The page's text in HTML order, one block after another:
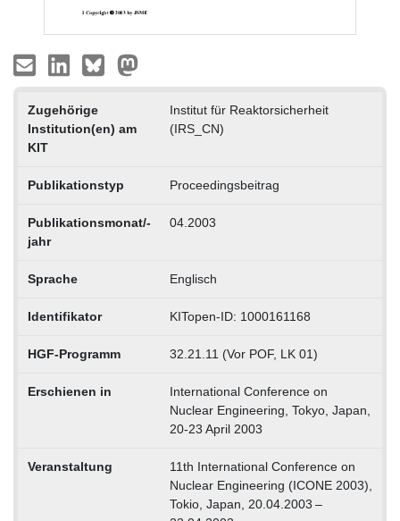
Zugehörige
Institution(en) am
KIT
Institut für Reaktorsicherheit
(IRS_CN)
Publikationstyp Proceedingsbeitrag
Publikationsmonat/-
jahr
04.2003
Sprache Englisch
Identifikator KITopen-ID: 1000161168
HGF-Programm 32.21.11 (Vor POF, LK 01)
Erschienen in
International Conference on
Nuclear Engineering, Tokyo, Japan,
20-23 April 2003
Veranstaltung
11th International Conference on
Nuclear Engineering (ICONE 2003),
Tokio, Japan, 20.04.2003 –